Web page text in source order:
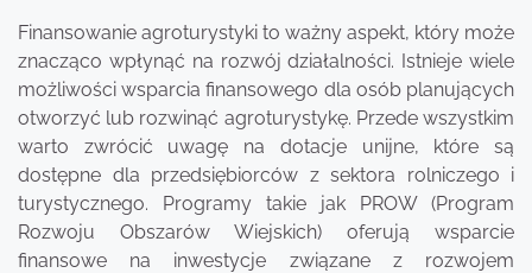
Finansowanie agroturystyki to ważny aspekt, który może
znacząco wpłynąć na rozwój działalności. Istnieje wiele
możliwości wsparcia finansowego dla osób planujących
otworzyć lub rozwinąć agroturystykę. Przede wszystkim
warto zwrócić uwagę na dotacje unijne, które są
dostępne dla przedsiębiorców z sektora rolniczego i
turystycznego. Programy takie jak PROW (Program
Rozwoju Obszarów Wiejskich) oferują wsparcie
finansowe na inwestycje związane z rozwojem